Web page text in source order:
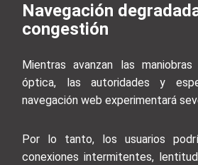
Navegación
congestión
Mientras avanzan las
óptica, las autoridades y
navegación web experimentará
Por lo tanto, los usuarios
conexiones intermitentes,